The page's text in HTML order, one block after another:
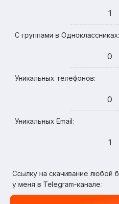
1
С группами в Одноклассниках:
0
Уникальных телефонов:
0
Уникальных Email:
1
Ссылку на скачивание любой
у меня в Telegram-канале: